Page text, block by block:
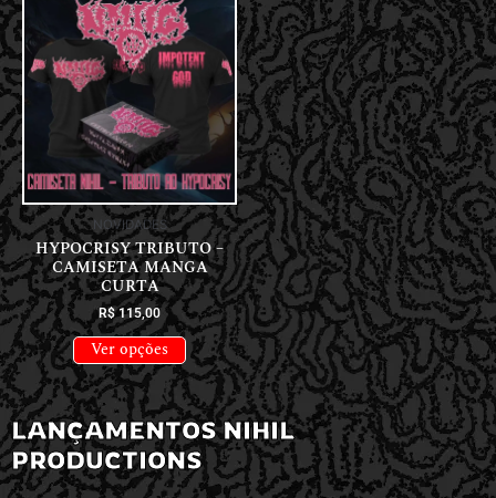
NOVIDADES
HYPOCRISY TRIBUTO –
CAMISETA MANGA
CURTA
R$115,00
Ver opções
LANÇAMENTOS NIHIL
PRODUCTIONS